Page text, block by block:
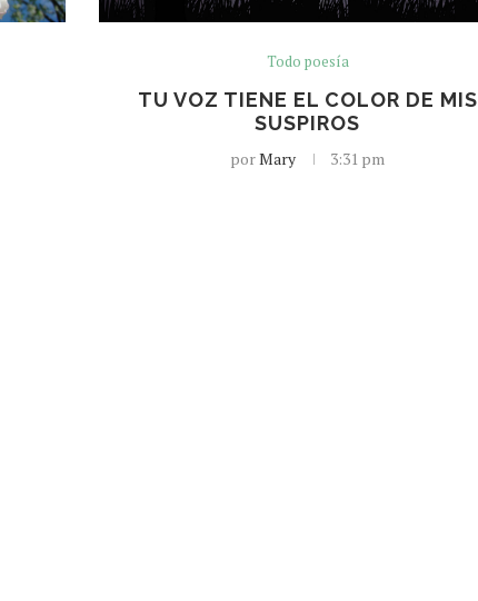
Todo poesía
TU VOZ TIENE EL COLOR DE MIS
SUSPIROS
porMary 3:31 pm